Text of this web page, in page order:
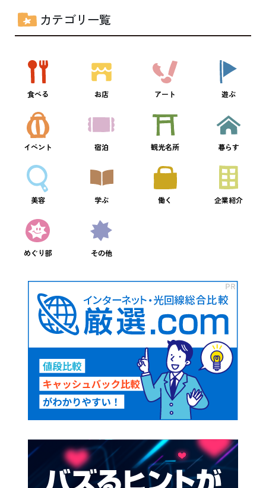
カテゴリ一覧
食べる お店 アート 遊ぶ
イベント 宿泊 観光名所 暮らす
美容 学ぶ 働く 企業紹介
めぐり部 その他